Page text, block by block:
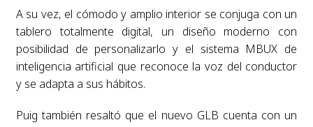
A su vez, el cómodo y amplio interior se conjuga con un
tablero totalmente digital, un diseño moderno con
posibilidad de personalizarlo y el sistema MBUX de
inteligencia artificial que reconoce la voz del conductor
y se adapta a sus hábitos.
Puig también resaltó que el nuevo GLB cuenta con un